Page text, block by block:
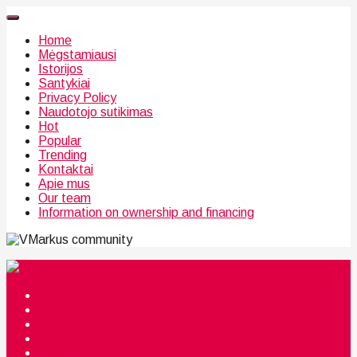
Home
Mėgstamiausi
Istorijos
Santykiai
Privacy Policy
Naudotojo sutikimas
Hot
Popular
Trending
Kontaktai
Apie mus
Our team
Information on ownership and financing
community